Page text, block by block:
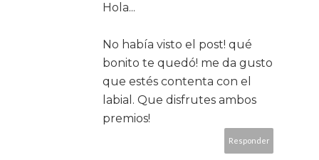
Hola...
No había visto el post! qué
bonito te quedó! me da gusto
que estés contenta con el
labial. Que disfrutes ambos
premios!
Responder